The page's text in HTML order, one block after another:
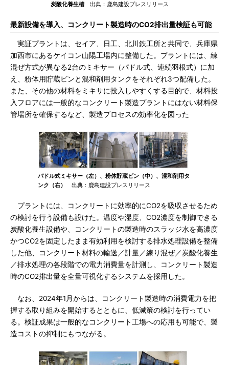
炭酸化養生槽 出典：鹿島建設プレスリリース
最新設備を導入、コンクリート製造時のCO2排出量検証も可能
実証プラントは、セイア、日工、北川鉄工所と共同で、兵庫県
加西市にあるケイコン山陽工場内に整備した。プラントには、練
混ぜ方式が異なる2台のミキサー（パドル式、連続羽根式）に加
え、粉体用貯蔵ビンと混和剤用タンクをそれぞれ3つ配備した。
また、その他の材料をミキサに投入しやすくする目的で、材料投
入フロアには一般的なコンクリート製造プラントにはない材料保
管場所を確保するなど、製造プロセスの効率化を図った
パドル式ミキサー（左）、粉体貯蔵ビン（中）、混和剤用タ
ンク（右）
出典：鹿島建設プレスリリース
プラントには、コンクリートに効率的にCO2を吸収させるため
の検討を行う設備も設けた。温度や湿度、CO2濃度を制御できる
炭酸化養生設備や、コンクリートの製造時のスラッジ水を高濃度
かつCO2を固定したまま有効利用を検討する排水処理設備を整備
した他、コンクリート材料の輸送／計量／練り混ぜ／炭酸化養生
／排水処理の各段階での電力消費量を計測し、コンクリート製造
時のCO2排出量を全量可視化するシステムを採用した。
なお、2024年1月からは、コンクリート製造時の消費電力を把
握する取り組みを開始するとともに、低減策の検討を行ってい
る。検証成果は一般的なコンクリート工場への応用も可能で、製
造コストの抑制にもつながる。